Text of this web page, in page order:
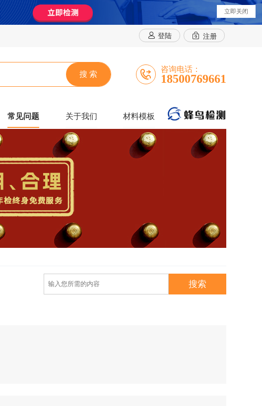
立即关闭
登陆 注册
咨询电话：
18500769661
搜 索
常见问题 关于我们 材料模板